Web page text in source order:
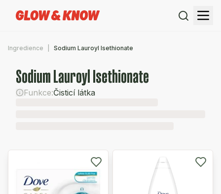
Ingredience Sodium Lauroyl Isethionate
Sodium Lauroyl Isethionate
Funkce:Čisticí látka